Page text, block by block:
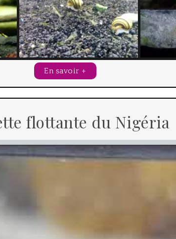
En savoir +
flottante du Nigéria